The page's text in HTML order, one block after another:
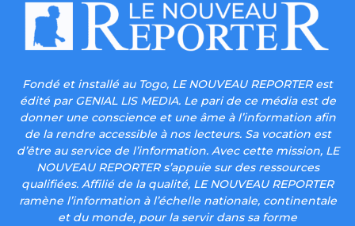
Fondé et installé au Togo, LE NOUVEAU REPORTER est
édité par GENIAL LIS MEDIA. Le pari de ce média est de
donner une conscience et une âme à l’information afin
de la rendre accessible à nos lecteurs. Sa vocation est
d’être au service de l’information. Avec cette mission, LE
NOUVEAU REPORTER s’appuie sur des ressources
qualifiées. Affilié de la qualité, LE NOUVEAU REPORTER
ramène l’information à l’échelle nationale, continentale
et du monde, pour la servir dans sa forme